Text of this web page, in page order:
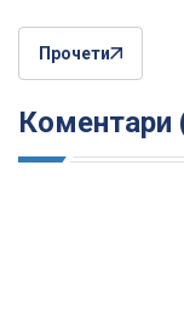
Прочети
Коментари